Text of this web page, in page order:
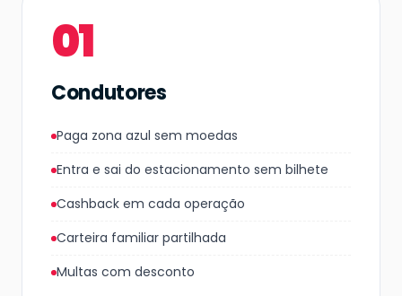
01
Condutores
Paga zona azul sem moedas
Entra e sai do estacionamento sem bilhete
Cashback em cada operação
Carteira familiar partilhada
Multas com desconto